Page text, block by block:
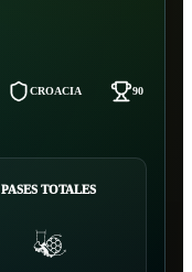
CROACIA 90 KG
PASES TOTALES